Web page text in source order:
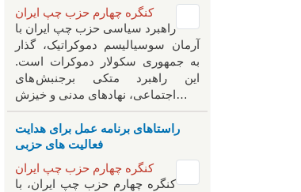
کنگره چهارم حزب چپ ایران
راهبرد سياسی حزب چپ ایران با
آرمان سوسیالیسم دموکراتیک، گذار
به جمهوری سکولار دموکرات است.
این راهبرد متکی برجنبش های
اجتماعی، نهادهای مدنی و خیزش‌…
راستاهای برنامه عمل برای هدایت
فعالیت های حزبی
کنگره چهارم حزب چپ ایران
کنگره چهارم حزب چپ ایران، با